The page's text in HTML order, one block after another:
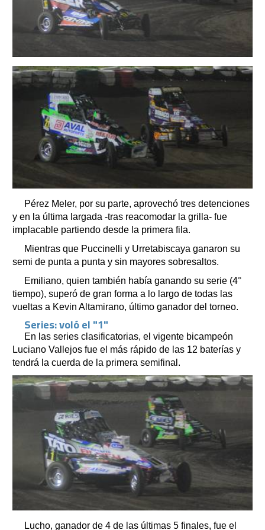
Pérez Meler, por su parte, aprovechó tres detenciones
y en la última largada -tras reacomodar la grilla- fue
implacable partiendo desde la primera fila.
Mientras que Puccinelli y Urretabiscaya ganaron su
semi de punta a punta y sin mayores sobresaltos.
Emiliano, quien también había ganando su serie (4°
tiempo), superó de gran forma a lo largo de todas las
vueltas a Kevin Altamirano, último ganador del torneo.
Series: voló el "1"
En las series clasificatorias, el vigente bicampeón
Luciano Vallejos fue el más rápido de las 12 baterías y
tendrá la cuerda de la primera semifinal.
Lucho, ganador de 4 de las últimas 5 finales, fue el